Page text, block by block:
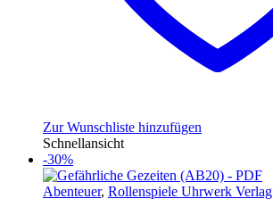
Zur Wunschliste hinzufügen
Schnellansicht
-30%
Abenteuer, Rollenspiele Uhrwerk Verlag